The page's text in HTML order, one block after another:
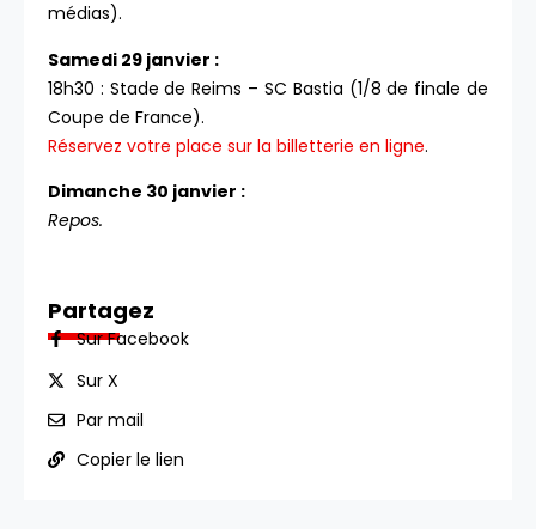
médias).
Samedi 29 janvier :
18h30 : Stade de Reims – SC Bastia (1/8 de finale de
Coupe de France).
Réservez votre place sur la billetterie en ligne.
Dimanche 30 janvier :
Repos.
Partagez
Sur Facebook
Sur X
Par mail
Copier le lien